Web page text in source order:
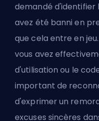
demandé d'identifier
avez été banni en
que cela entre en
vous avez
d'utilisation ou le
important de
d'exprimer un
excuses sincères